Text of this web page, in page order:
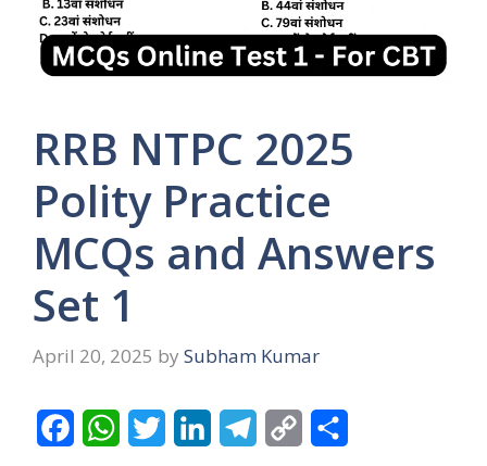
RRB NTPC 2025
Polity Practice
MCQs and Answers
Set 1
April 20, 2025 by Subham Kumar
W